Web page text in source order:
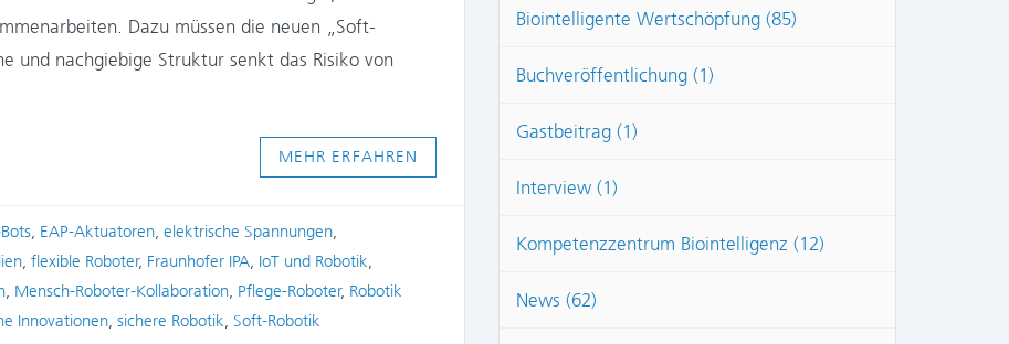
Dazu müssen die neuen „Soft-
und nachgiebige Struktur senkt das Risiko von
MEHR ERFAHREN
, EAP-Aktuatoren, elektrische Spannungen,
, flexible Roboter, Fraunhofer IPA, IoT und Robotik,
, Mensch-Roboter-Kollaboration, Pflege-Roboter, Robotik
Innovationen, sichere Robotik, Soft-Robotik
Biointelligente Wertschöpfung (85)
Buchveröffentlichung (1)
Gastbeitrag (1)
Interview (1)
Kompetenzzentrum Biointelligenz (12)
News (62)